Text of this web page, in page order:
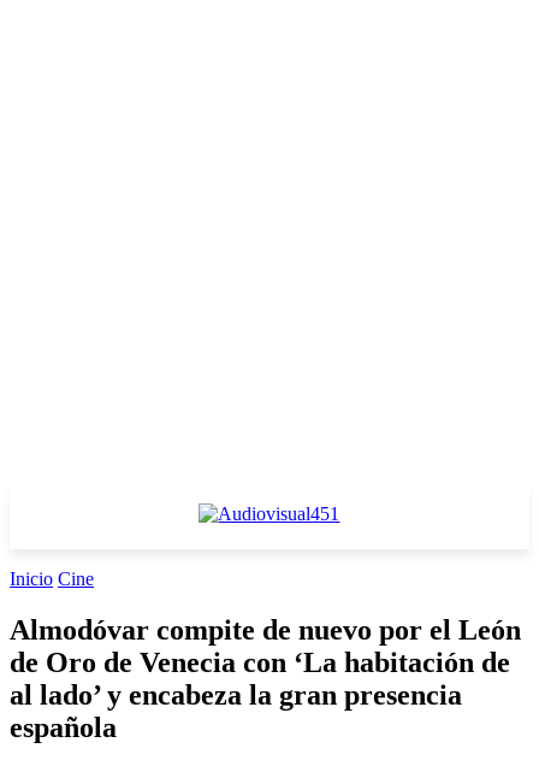
Inicio Cine
Almodóvar compite de nuevo por el León
de Oro de Venecia con ‘La habitación de
al lado’ y encabeza la gran presencia
española